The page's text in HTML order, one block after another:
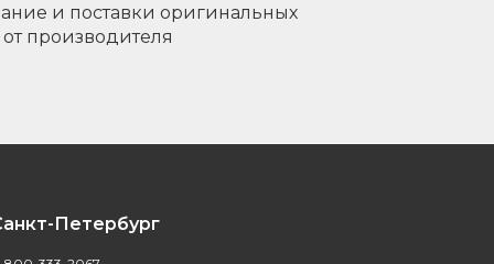
и поставки оригинальных
от производителя
Петербург